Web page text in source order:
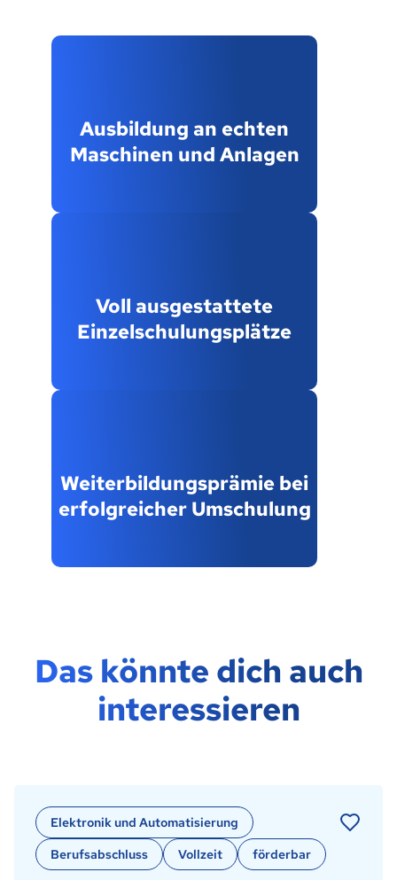
Ausbildung an echten
Maschinen und Anlagen
Voll ausgestattete
Einzelschulungsplätze
Weiterbildungsprämie bei
erfolgreicher Umschulung
Das könnte dich auch
interessieren
Elektronik und Automatisierung
Berufsabschluss
Vollzeit förderbar